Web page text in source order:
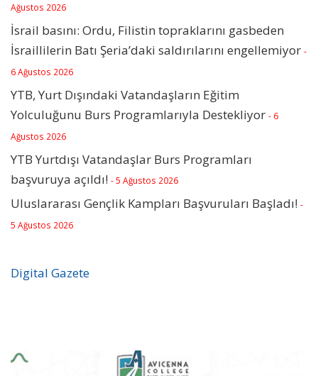
Ağustos 2026
İsrail basını: Ordu, Filistin topraklarını gasbeden
İsraillilerin Batı Şeria’daki saldırılarını engellemiyor -
6 Ağustos 2026
YTB, Yurt Dışındaki Vatandaşların Eğitim
Yolculuğunu Burs Programlarıyla Destekliyor - 6
Ağustos 2026
YTB Yurtdışı Vatandaşlar Burs Programları
başvuruya açıldı! - 5 Ağustos 2026
Uluslararası Gençlik Kampları Başvuruları Başladı! -
5 Ağustos 2026
Digital Gazete